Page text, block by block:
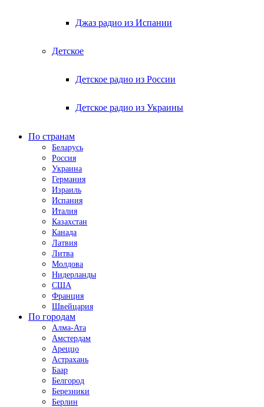
Джаз радио из Испании
Детское
Детское радио из России
Детское радио из Украины
По странам
Беларусь
Россия
Украина
Германия
Израиль
Испания
Италия
Казахстан
Канада
Латвия
Литва
Молдова
Нидерланды
США
Франция
Швейцария
По городам
Алма-Ата
Амстердам
Ареццо
Астрахань
Баар
Белгород
Березники
Берлин